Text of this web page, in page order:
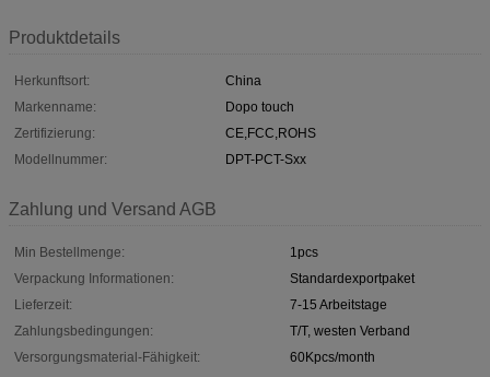
Produktdetails
Herkunftsort:
China
Markenname:
Dopo touch
Zertifizierung:
CE,FCC,ROHS
Modellnummer:
DPT-PCT-Sxx
Zahlung und Versand AGB
Min Bestellmenge:
1pcs
Verpackung Informationen:
Standardexportpaket
Lieferzeit:
7-15 Arbeitstage
Zahlungsbedingungen:
T/T, westen Verband
Versorgungsmaterial-Fähigkeit:
60Kpcs/month